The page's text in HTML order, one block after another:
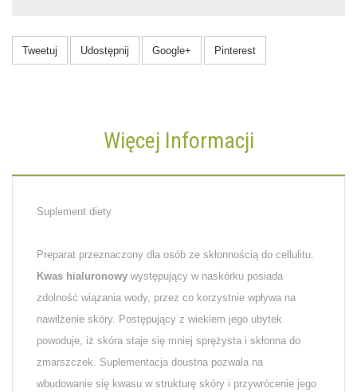
Tweetuj Udostępnij Google+ Pinterest
Więcej Informacji
Suplement diety
Preparat przeznaczony dla osób ze skłonnością do cellulitu.
Kwas hialuronowy występujący w naskórku posiada
zdolność wiązania wody, przez co korzystnie wpływa na
nawilżenie skóry. Postępujący z wiekiem jego ubytek
powoduje, iż skóra staje się mniej sprężysta i skłonna do
zmarszczek. Suplementacja doustna pozwala na
wbudowanie się kwasu w strukturę skóry i przywrócenie jego